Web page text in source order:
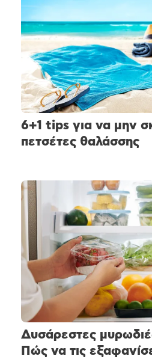
6+1 tips για να μην
πετσέτες θαλάσσης
Δυσάρεστες
Πώς να τις